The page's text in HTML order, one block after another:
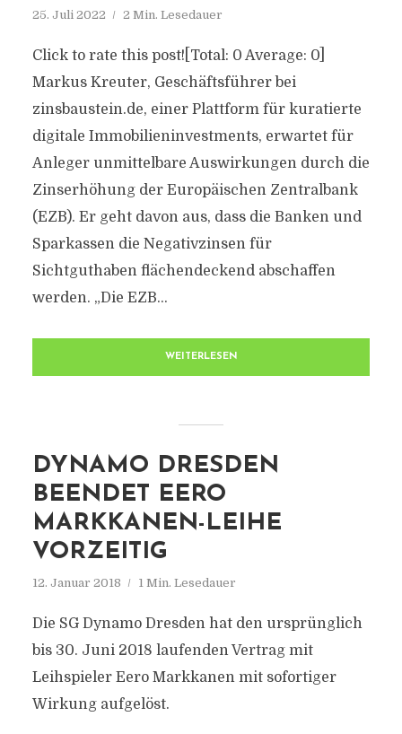
25. Juli 2022 2 Min. Lesedauer
Click to rate this post![Total: 0 Average: 0]
Markus Kreuter, Geschäftsführer bei
zinsbaustein.de, einer Plattform für kuratierte
digitale Immobilieninvestments, erwartet für
Anleger unmittelbare Auswirkungen durch die
Zinserhöhung der Europäischen Zentralbank
(EZB). Er geht davon aus, dass die Banken und
Sparkassen die Negativzinsen für
Sichtguthaben flächendeckend abschaffen
werden. „Die EZB...
WEITERLESEN
DYNAMO DRESDEN
BEENDET EERO
MARKKANEN-LEIHE
VORZEITIG
12. Januar 2018 1 Min. Lesedauer
Die SG Dynamo Dresden hat den ursprünglich
bis 30. Juni 2018 laufenden Vertrag mit
Leihspieler Eero Markkanen mit sofortiger
Wirkung aufgelöst.